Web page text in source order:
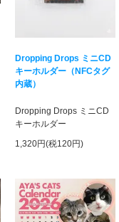
Dropping Drops ミニCD
キーホルダー（NFCタグ
内蔵）
Dropping Drops ミニCD
キーホルダー
1,320円(税120円)